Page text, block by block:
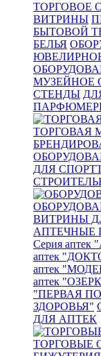
ТОРГОВОЕ
ВИТРИНЫ
БЫТОВОЙ
БЕЛЬЯ
МУЗЕЙНОЕ
СТЕНДЫ
ТОРГОВАЯ
ДЛЯ
ВИТРИНЫ
АПТЕЧНЫЕ
Серия
аптек
аптек
аптек
"ПЕРВАЯ
ЗДОРОВЬЯ"
ДЛЯ АПТЕК
ТОРГОВЫЕ